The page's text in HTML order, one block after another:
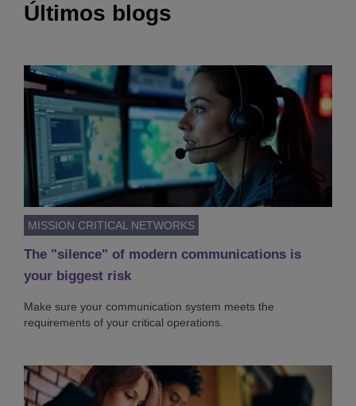
Últimos blogs
MISSION CRITICAL NETWORKS
The "silence" of modern communications is
your biggest risk
Make sure your communication system meets the
requirements of your critical operations.